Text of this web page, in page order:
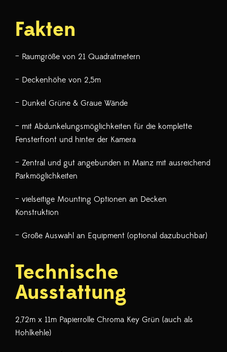
Fakten
– Raumgröße von 21 Quadratmetern
– Deckenhöhe von 2,5m
– Dunkel Grüne & Graue Wände
– mit Abdunkelungsmöglichkeiten für die komplette
Fensterfront und hinter der Kamera
– Zentral und gut angebunden in Mainz mit ausreichend
Parkmöglichkeiten
– vielseitige Mounting Optionen an Decken
Konstruktion
– Große Auswahl an Equipment (optional dazubuchbar)
Technische
Ausstattung
2,72m x 11m Papierrolle Chroma Key Grün (auch als
Hohlkehle)